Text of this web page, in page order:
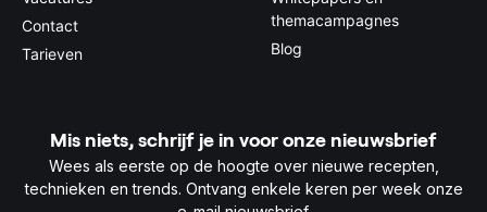
Contact
Tarieven
themacampagnes
Blog
Mis niets, schrijf je in voor onze nieuwsbrief
Wees als eerste op de hoogte over nieuwe recepten,
technieken en trends. Ontvang enkele keren per week onze